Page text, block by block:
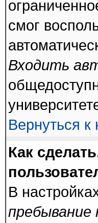
смог
Входить
Вернуться к
Как
В
пребывание